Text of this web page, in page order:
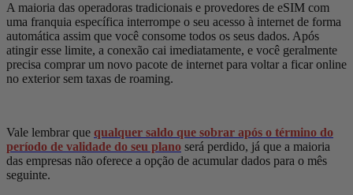
A maioria das operadoras tradicionais e provedores de eSIM com
uma franquia específica interrompe o seu acesso à internet de forma
automática assim que você consome todos os seus dados. Após
atingir esse limite, a conexão cai imediatamente, e você geralmente
precisa comprar um novo pacote de internet para voltar a ficar online
no exterior sem taxas de roaming.
Vale lembrar que qualquer saldo que sobrar após o término do
período de validade do seu plano será perdido, já que a maioria
das empresas não oferece a opção de acumular dados para o mês
seguinte.